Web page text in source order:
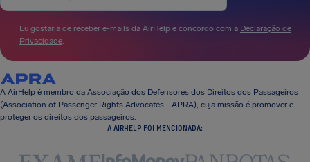
Eu gostaria de receber e-mails da AirHelp e concordo com a Declaração de
Privacidade
A AirHelp é membro da Associação dos Defensores dos Direitos dos Passageiros
(Association of Passenger Rights Advocates - APRA), cuja missão é promover e
proteger os direitos dos passageiros.
A AIRHELP FOI MENCIONADA: